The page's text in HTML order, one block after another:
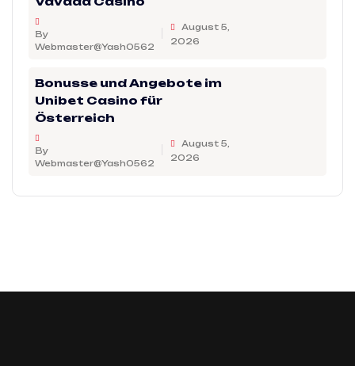
By
Webmaster@Yash0562
August 5,
2026
Bonusse und Angebote im
Unibet Casino für
Österreich
By
Webmaster@Yash0562
August 5,
2026